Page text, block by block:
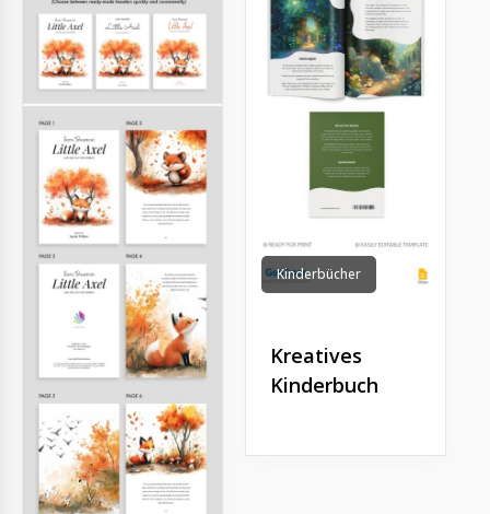
Kinderbücher
Kreatives
Kinderbuch